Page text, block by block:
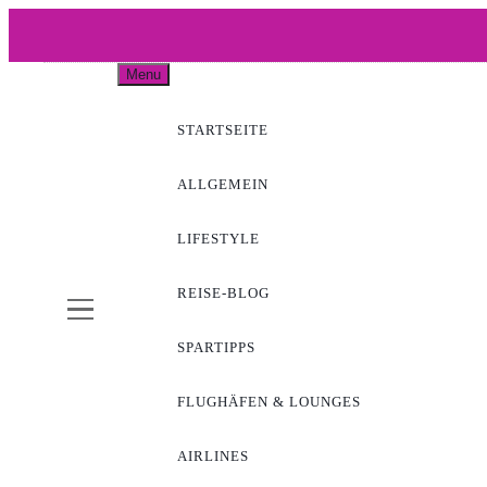
content
WOW-
Menu
STARTSEITE
ALLGEMEIN
LIFESTYLE
REISE-BLOG
SPARTIPPS
FLUGHÄFEN & LOUNGES
AIRLINES